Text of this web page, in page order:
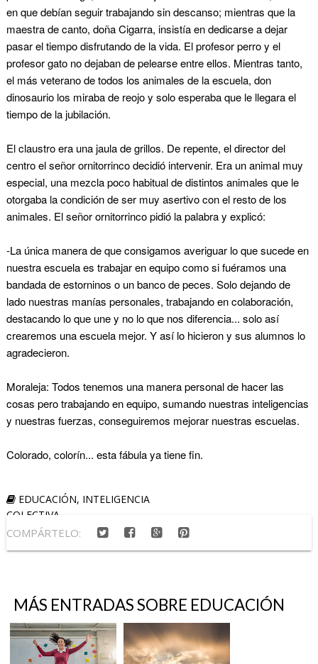
en que debían seguir trabajando sin descanso; mientras que la
maestra de canto, doña Cigarra, insistía en dedicarse a dejar
pasar el tiempo disfrutando de la vida. El profesor perro y el
profesor gato no dejaban de pelearse entre ellos. Mientras tanto,
el más veterano de todos los animales de la escuela, don
dinosaurio los miraba de reojo y solo esperaba que le llegara el
tiempo de la jubilación.
El claustro era una jaula de grillos. De repente, el director del
centro el señor ornitorrinco decidió intervenir. Era un animal muy
especial, una mezcla poco habitual de distintos animales que le
otorgaba la condición de ser muy asertivo con el resto de los
animales. El señor ornitorrinco pidió la palabra y explicó:
-La única manera de que consigamos averiguar lo que sucede en
nuestra escuela es trabajar en equipo como si fuéramos una
bandada de estorninos o un banco de peces. Solo dejando de
lado nuestras manías personales, trabajando en colaboración,
destacando lo que une y no lo que nos diferencia... solo así
crearemos una escuela mejor. Y así lo hicieron y sus alumnos lo
agradecieron.
Moraleja: Todos tenemos una manera personal de hacer las
cosas pero trabajando en equipo, sumando nuestras inteligencias
y nuestras fuerzas, conseguiremos mejorar nuestras escuelas.
Colorado, colorín... esta fábula ya tiene fin.
EDUCACIÓN, INTELIGENCIA
COLECTIVA
COMPÁRTELO:
MÁS ENTRADAS SOBRE EDUCACIÓN